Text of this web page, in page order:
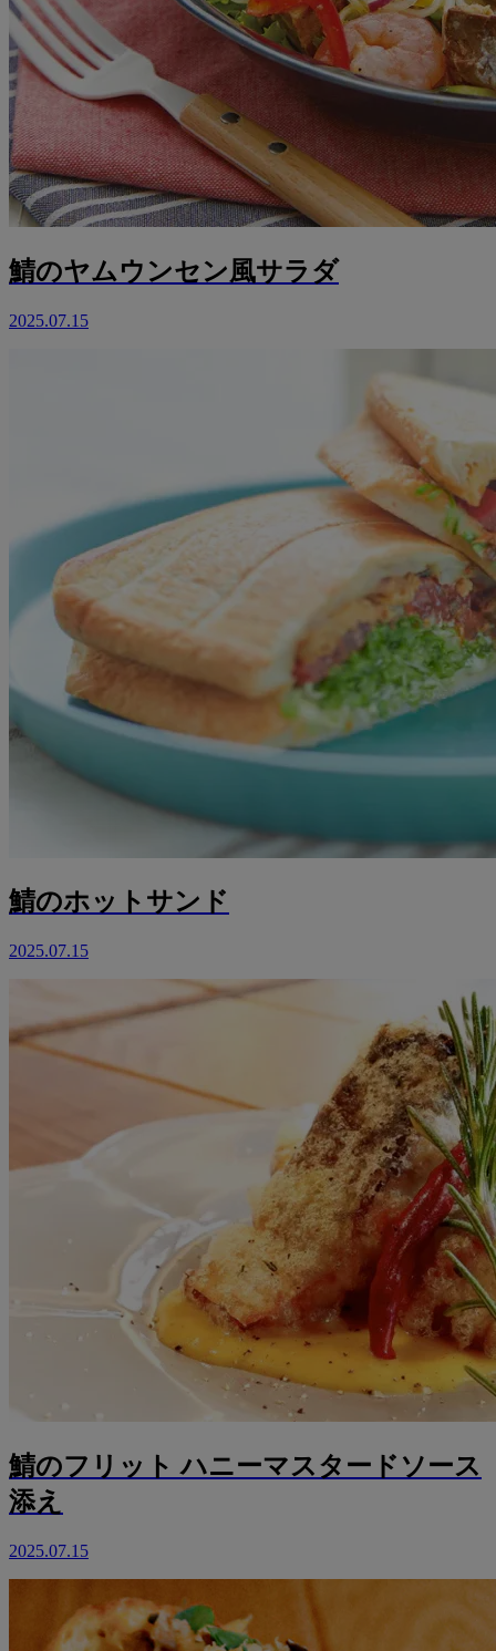
鯖のヤムウンセン風サラダ
2025.07.15
鯖のホットサンド
2025.07.15
鯖のフリット ハニーマスタードソース
添え
2025.07.15